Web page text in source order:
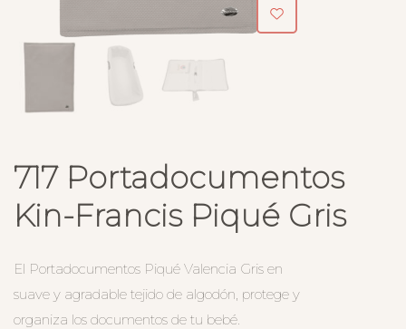
717 Portadocumentos
Kin-Francis Piqué Gris
El Portadocumentos Piqué Valencia Gris en
suave y agradable tejido de algodón, protege y
organiza los documentos de tu bebé.